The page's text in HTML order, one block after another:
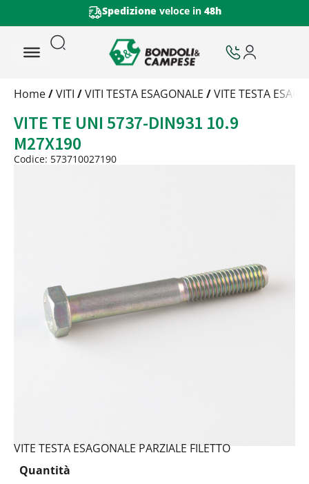
Spedizione veloce in 48h
Trattamento
Peso
Quantità
Trattamento:grezzo
Home/VITI /VITI TESTA ESAGONALE /VITE TESTA
VITE TE UNI 5737-DIN931 10.9
M27X190
Codice: 573710027190
VITE TESTA ESAGONALE PARZIALE FILETTO
Quantità